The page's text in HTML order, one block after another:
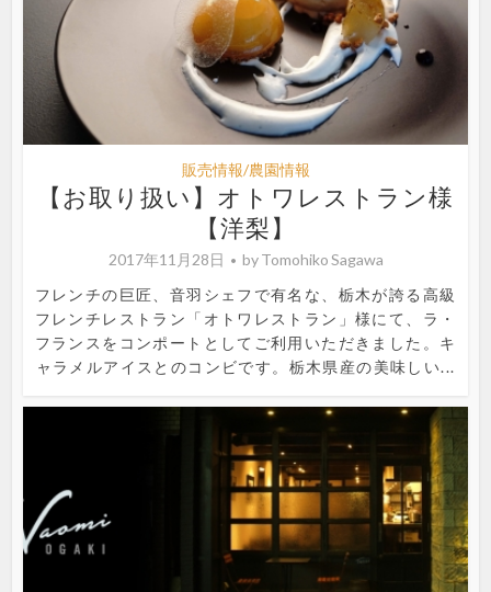
販売情報/農園情報
【お取り扱い】オトワレストラン様
【洋梨】
2017年11月28日 byTomohiko Sagawa
フレンチの巨匠、音羽シェフで有名な、栃木が誇る高級
フレンチレストラン「オトワレストラン」様にて、ラ・
フランスをコンポートとしてご利用いただきました。キ
ャラメルアイスとのコンビです。栃木県産の美味しい...